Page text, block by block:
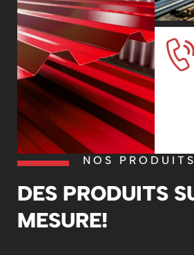
NOS PRODUITS
DES PRODUITS
MESURE!